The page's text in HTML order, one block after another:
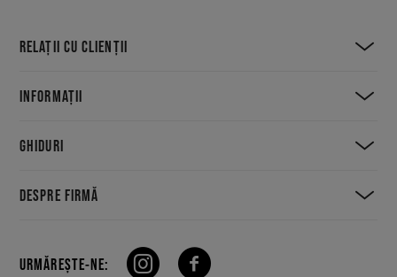
RELAȚII CU CLIENȚII
INFORMAȚII
GHIDURI
DESPRE FIRMĂ
URMĂREȘTE-NE: